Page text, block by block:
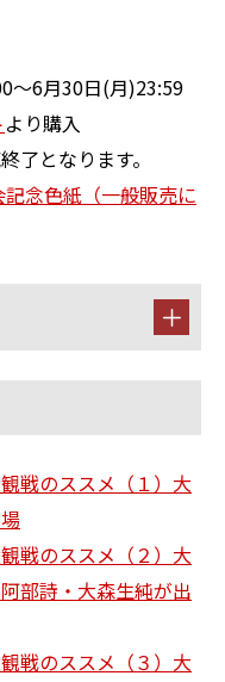
～6月30日(月)23:59
より購入
了となります。
念色紙（一般販売に
戦のススメ（１）大
戦のススメ（２）大
部詩・大森生純が出
戦のススメ（３）大